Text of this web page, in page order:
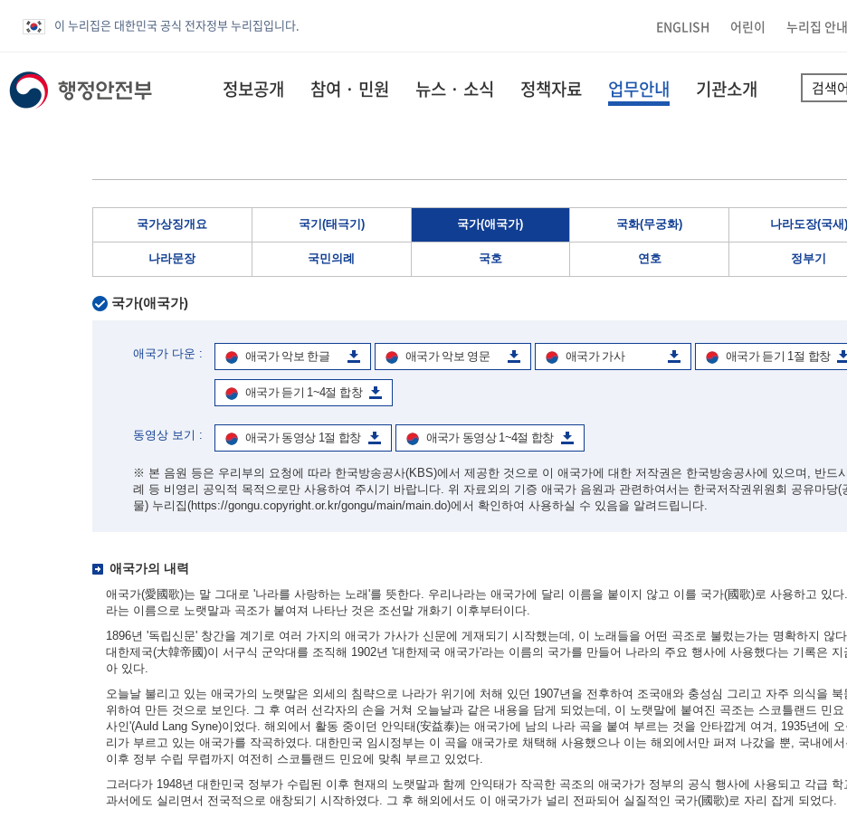
이 누리집은 대한민국 공식 전자정부 누리집입니다. ENGLISH 어린이 누리집 안
정보공개 참여 · 민원 뉴스 · 소식 정책자료 업무안내 기관소개
국가상징개요 국기(태극기) 국가(애국가) 국화(무궁화) 나라도장(국새)
나라문장 국민의례 국호 연호 정부기
국가(애국가)
애국가 다운 : 애국가 악보 한글 애국가 악보 영문 애국가 가사 애국가 듣기 1절 합창
애국가 듣기 1~4절 합창
동영상 보기 : 애국가 동영상 1절 합창 애국가 동영상 1~4절 합창
※ 본 음원 등은 우리부의 요청에 따라 한국방송공사(KBS)에서 제공한 것으로 이 애국가에 대한 저작권은 한국방송공사에 있으며, 반드
례 등 비영리 공익적 목적으로만 사용하여 주시기 바랍니다. 위 자료외의 기증 애국가 음원과 관련하여서는 한국저작권위원회 공유마당(
물) 누리집(https://gongu.copyright.or.kr/gongu/main/main.do)에서 확인하여 사용하실 수 있음을 알려드립니다.
애국가의 내력
애국가(愛國歌)는 말 그대로 '나라를 사랑하는 노래'를 뜻한다. 우리나라는 애국가에 달리 이름을 붙이지 않고 이를 국가(國歌)로 사용하고 있
라는 이름으로 노랫말과 곡조가 붙여져 나타난 것은 조선말 개화기 이후부터이다.
1896년 '독립신문' 창간을 계기로 여러 가지의 애국가 가사가 신문에 게재되기 시작했는데, 이 노래들을 어떤 곡조로 불렀는가는 명확하지 않
대한제국(大韓帝國)이 서구식 군악대를 조직해 1902년 '대한제국 애국가'라는 이름의 국가를 만들어 나라의 주요 행사에 사용했다는 기록은 지
아 있다.
오늘날 불리고 있는 애국가의 노랫말은 외세의 침략으로 나라가 위기에 처해 있던 1907년을 전후하여 조국애와 충성심 그리고 자주 의식을 북
위하여 만든 것으로 보인다. 그 후 여러 선각자의 손을 거쳐 오늘날과 같은 내용을 담게 되었는데, 이 노랫말에 붙여진 곡조는 스코틀랜드 민요
사인'(Auld Lang Syne)이었다. 해외에서 활동 중이던 안익태(安益泰)는 애국가에 남의 나라 곡을 붙여 부르는 것을 안타깝게 여겨, 1935년에
리가 부르고 있는 애국가를 작곡하였다. 대한민국 임시정부는 이 곡을 애국가로 채택해 사용했으나 이는 해외에서만 퍼져 나갔을 뿐, 국내에
이후 정부 수립 무렵까지 여전히 스코틀랜드 민요에 맞춰 부르고 있었다.
그러다가 1948년 대한민국 정부가 수립된 이후 현재의 노랫말과 함께 안익태가 작곡한 곡조의 애국가가 정부의 공식 행사에 사용되고 각급 학
과서에도 실리면서 전국적으로 애창되기 시작하였다. 그 후 해외에서도 이 애국가가 널리 전파되어 실질적인 국가(國歌)로 자리 잡게 되었다.